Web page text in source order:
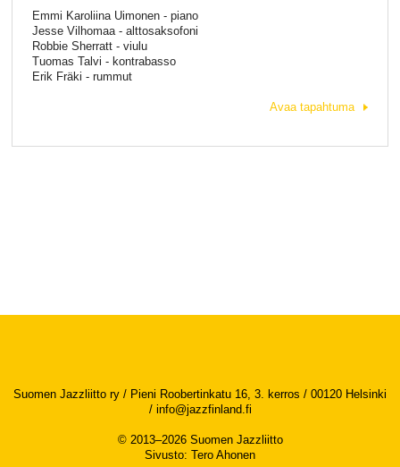
Emmi Karoliina Uimonen - piano
Jesse Vilhomaa - alttosaksofoni
Robbie Sherratt - viulu
Tuomas Talvi - kontrabasso
Erik Fräki - rummut
Avaa tapahtuma
Suomen Jazzliitto ry / Pieni Roobertinkatu 16, 3. kerros / 00120 Helsinki
/ info@jazzfinland.fi
© 2013–2026 Suomen Jazzliitto
Sivusto: Tero Ahonen